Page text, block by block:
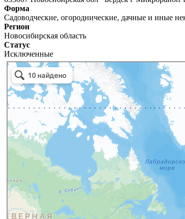
Форма
Садоводческие, огороднические, дачные и иные
Регион
Новосибирская область
Статус
Исключенные